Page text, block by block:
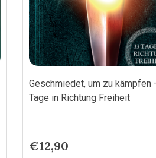
Geschmiedet, um zu kämpfen
Tage in Richtung Freiheit
€12,90